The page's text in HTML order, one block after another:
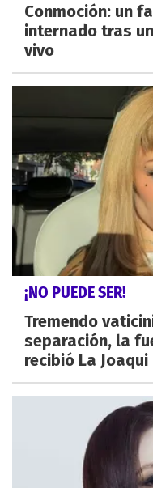
Conmoción: un
internado tras
vivo
¡NO PUEDE SER!
Tremendo
separación, la
recibió La Joaqui